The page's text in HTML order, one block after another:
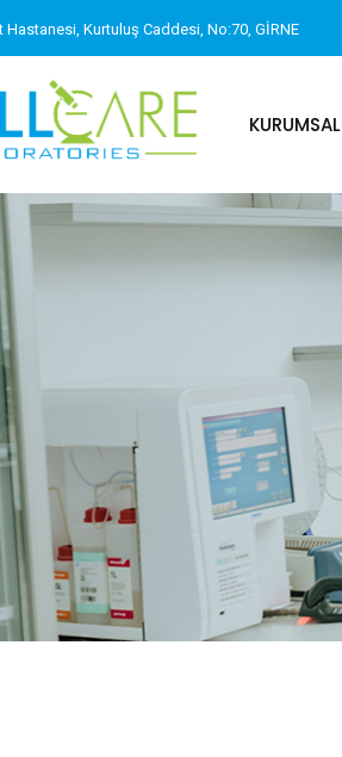
Kurtuluş Caddesi, No:70, GİRNE
KURUMSAL